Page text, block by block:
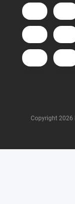
Copyright 2026